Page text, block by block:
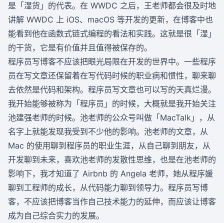
是「湿货」的代表。在 WWDC 之后，王老师都会很及时地
讲解 WWDC 上 iOS、macOS 等开发的更新，在博客中也
能看到他在函数式链式编程的看法和实践。这就是很「湿」
的干货，它是有价值并且值得被保存的。
程序员写博客不应该把眼光局限在开发的世界中。一些程序
员在写文章还保留着在写代码时候的职业病和惯性，聊来聊
去依然是代码和架构。程序员写文章也可以写的天真烂漫。
我开始能够被称为「程序员」的时候，大概就是我开始关注
池建强老师的时候。池老师的公众号叫做「 MacTalk 」，从
名字上就能发现我受到不少他的影响。池老师的文章，从
Mac 的使用聊到程序员的职业生涯，从自己聊到朋友，从
开发聊到未来，喜欢池老师的发散性思维，也是在池老师的
影响下，我才知道了 Airbnb 的 Angela 老师，她从程序媛
聊到工程师的成长，从代码能力聊到领导力。程序员写博
客，不应该把博客当作自己技术能力的延伸，而应该让博客
成为自己综合实力的发展。